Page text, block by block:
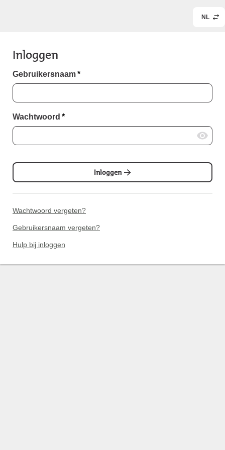
NL
Inloggen
Gebruikersnaam*
Wachtwoord *
Inloggen
Wachtwoord vergeten?
Gebruikersnaam vergeten?
Hulp bij inloggen